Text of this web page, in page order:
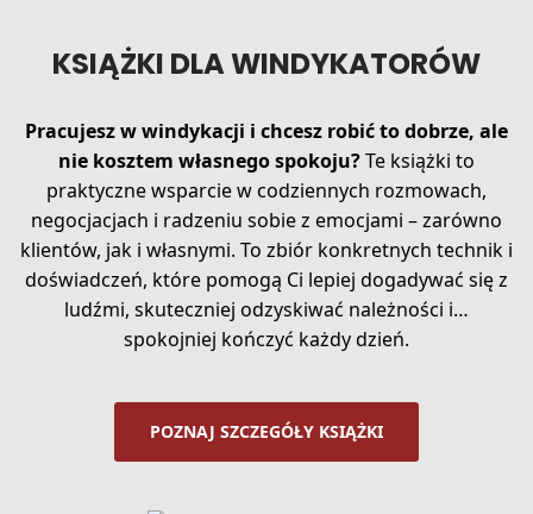
KSIĄŻKI DLA WINDYKATORÓW
Pracujesz w windykacji i chcesz robić to dobrze, ale
nie kosztem własnego spokoju?Te książki to
praktyczne wsparcie w codziennych rozmowach,
negocjacjach i radzeniu sobie z emocjami – zarówno
klientów, jak i własnymi. To zbiór konkretnych technik i
doświadczeń, które pomogą Ci lepiej dogadywać się z
ludźmi, skuteczniej odzyskiwać należności i…
spokojniej kończyć każdy dzień.
POZNAJ SZCZEGÓŁY KSIĄŻKI